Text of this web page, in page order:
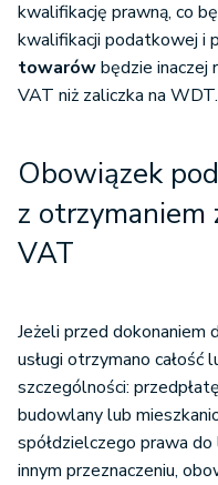
kwalifikację prawną, co
kwalifikacji podatkowej i
towarówbędzie inaczej
VAT niż zaliczka na
Obowiązek
z
VAT
Jeżeli przed
usługi otrzymano całość
szczególności:
budowlany lub
spółdzielczego prawa
innym przeznaczeniu,